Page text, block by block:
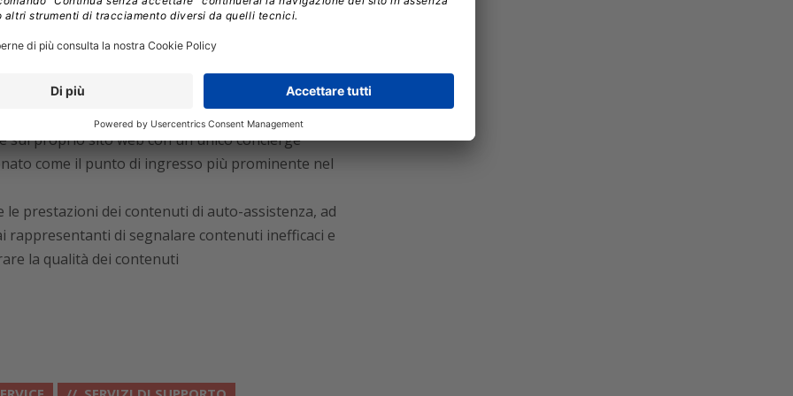
consentendo loro di generare conoscenza come
problemi, anziché come un processo separato
self service utilizzando i dati relativi
del prodotto per prevedere le esigenze
sul proprio sito web con un unico concierge
come il punto di ingresso più prominente nel
prestazioni dei contenuti di auto-assistenza, ad
rappresentanti di segnalare contenuti inefficaci e
la qualità dei contenuti